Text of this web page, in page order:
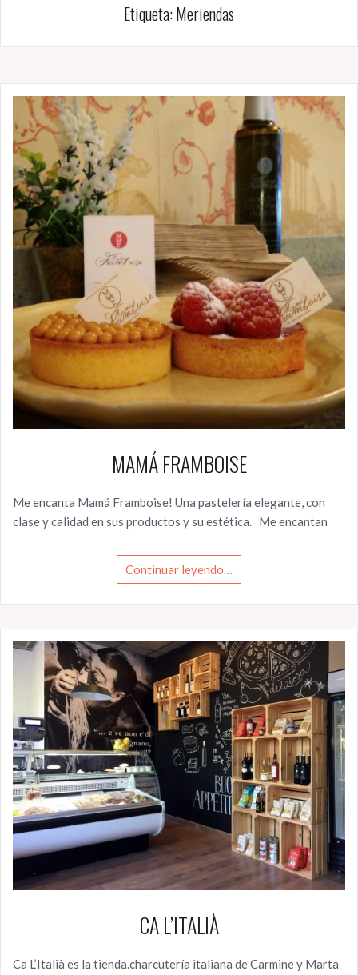
Etiqueta:Meriendas
MAMÁ FRAMBOISE
Me encanta Mamá Framboise! Una pastelería elegante, con
clase y calidad en sus productos y su estética. Me encantan
Continuar leyendo…
CA L’ITALIÀ
Ca L’Italià es la tienda.charcutería italiana de Carmine y Marta